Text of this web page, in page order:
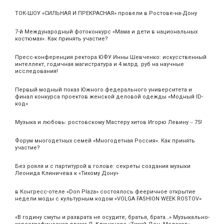
ТОК-ШОУ «СИЛЬНАЯ И ПРЕКРАСНАЯ» провели в Ростове-на-Дону
7-й Международный фотоконкурс «Мама и дети в национальных
костюмах». Как принять участие?
Пресс-конференция ректора ЮФУ Инны Шевченко: искусственный
интеллект, годичная магистратура и 4 млрд. руб на научные
исследования!
Первый модный показ Южного федерального университета и
финал конкурса проектов женской деловой одежды «Модный ID-
код»
Музыка и любовь: ростовскому Мастеру хитов Игорю Левину ‒ 75!
Форум многодетных семей «Многодетная Россия». Как принять
участие?
Без рояля и с партитурой в голове: секреты создания музыки
Леонида Клиничева к «Тихому Дону»
в Конгресс-отеле «Don Plaza» состоялось фееричное открытие
недели моды с культурным кодом «VOLGA FASHION WEEK ROSTOV»
«В годину смуты и разврата не осудите, братья, брата…» Музыкально-